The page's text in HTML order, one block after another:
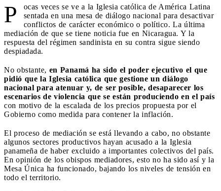
P
ocas veces se ve a la Iglesia católica de América Latina
sentada en una mesa de diálogo nacional para desactivar
conflictos de carácter económico o político. La última
mediación de que se tiene noticia fue en Nicaragua. Y la
respuesta del régimen sandinista en su contra sigue siendo
despiadada.
No obstante, en Panamá ha sido el poder ejecutivo el que
pidió que la Iglesia católica que gestione un diálogo
nacional para atenuar y, de ser posible, desaparecer los
escenarios de violencia que se están produciendo en el país
con motivo de la escalada de los precios propuesta por el
Gobierno como medida para contener la inflación.
El proceso de mediación se está llevando a cabo, no obstante
algunos sectores productivos hayan acusado a la Iglesia
panameña de haber excluido a importantes colectivos del país.
En opinión de los obispos mediadores, esto no ha sido así y la
Mesa Única ha funcionado, bajando los niveles de tensión en
todo el territorio.